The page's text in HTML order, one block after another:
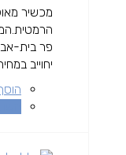
מכשיר
פר בית-
יחוייב